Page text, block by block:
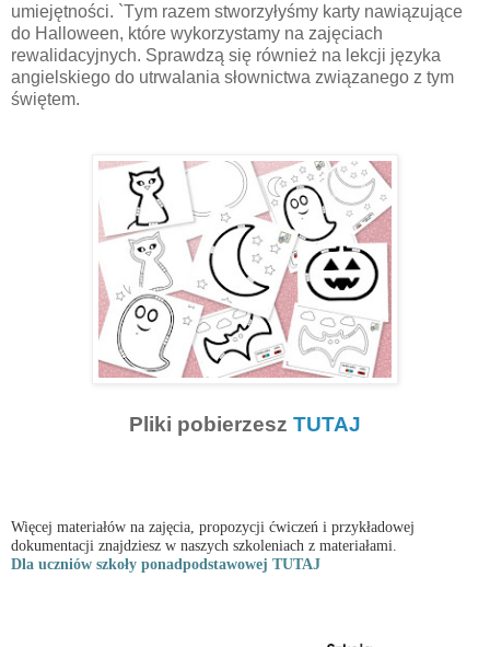
umiejętności. `Tym razem stworzyłyśmy karty nawiązujące
do Halloween, które wykorzystamy na zajęciach
rewalidacyjnych. Sprawdzą się również na lekcji języka
angielskiego do utrwalania słownictwa związanego z tym
świętem.
Pliki pobierzesz TUTAJ
Więcej materiałów na zajęcia, propozycji ćwiczeń i przykładowej
dokumentacji znajdziesz w naszych szkoleniach z materiałami.
Dla uczniów szkoły ponadpodstawowej TUTAJ